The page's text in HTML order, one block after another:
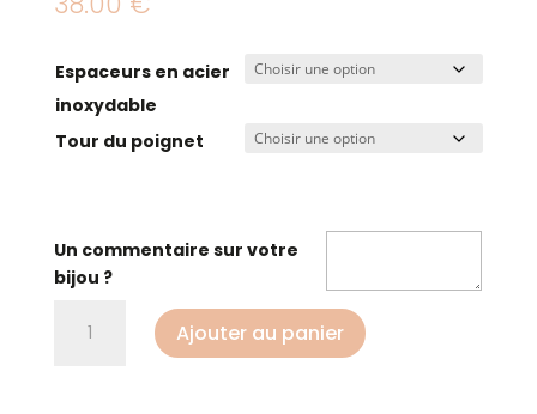
Espaceurs en acier
inoxydable
Tour du poignet
Un commentaire sur votre
bijou ?
Ajouter au panier